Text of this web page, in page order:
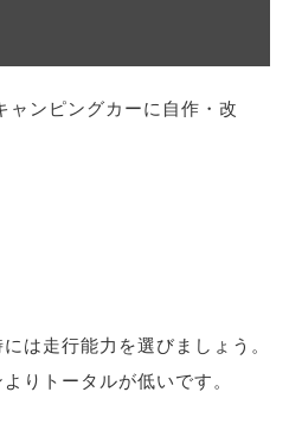
は走行能力を選びましょう。
りトータルが低いです。